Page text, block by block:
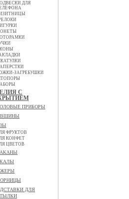
ДЛЯ
ЗАГРЕБУШКИ
С
ПРИБОРЫ
ФРУКТОВ
КОНФЕТ
ЦВЕТОВ
ДЛЯ